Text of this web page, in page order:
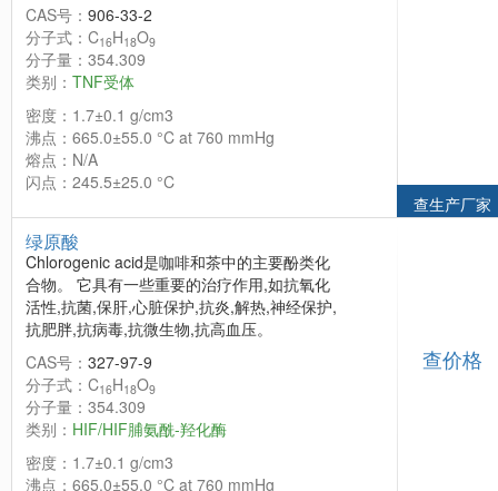
CAS号： 906-33-2
分子式：C16H18O9
分子量：354.309
类别： TNF受体
密度：1.7±0.1 g/cm3
沸点：665.0±55.0 °C at 760 mmHg
熔点：N/A
闪点：245.5±25.0 °C
查生产厂家
绿原酸
Chlorogenic acid是咖啡和茶中的主要酚类化
合物。 它具有一些重要的治疗作用,如抗氧化
活性,抗菌,保肝,心脏保护,抗炎,解热,神经保护,
抗肥胖,抗病毒,抗微生物,抗高血压。
CAS号： 327-97-9
分子式：C16H18O9
分子量：354.309
类别： HIF/HIF脯氨酰-羟化酶
密度：1.7±0.1 g/cm3
沸点：665.0±55.0 °C at 760 mmHg
查价格